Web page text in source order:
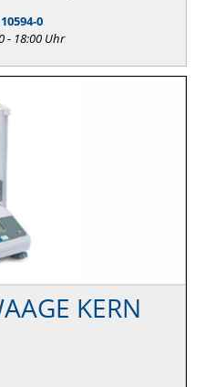
0
- 18:00 Uhr
KERN